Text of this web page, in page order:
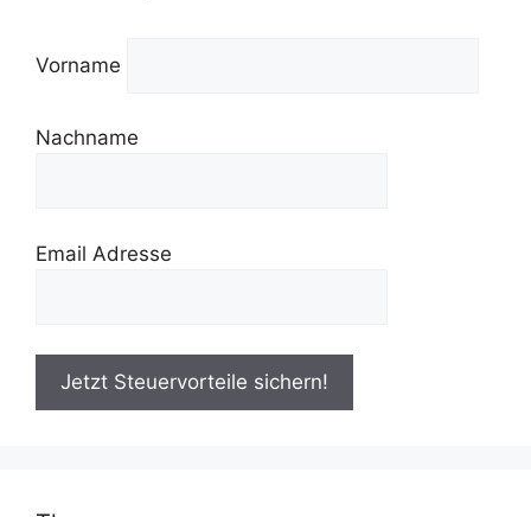
Vorname
Nachname
Email Adresse